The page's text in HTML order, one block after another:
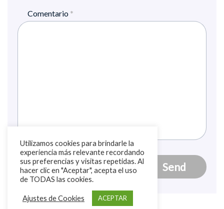
Comentario *
Utilizamos cookies para brindarle la
experiencia más relevante recordando
sus preferencias y visitas repetidas. Al
hacer clic en "Aceptar", acepta el uso
de TODAS las cookies.
Ajustes de Cookies ACEPTAR